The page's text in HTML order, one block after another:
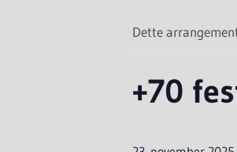
Dette
+70